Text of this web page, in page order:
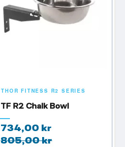
THOR FITNESS R2 SERIES
TF R2 Chalk Bowl
734,00 kr
805,00 kr